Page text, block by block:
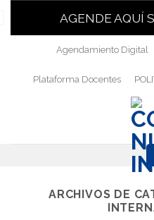
AGENDE AQUÍ
Agendamiento Digital
Plataforma Docentes
ARCHIVOS DE